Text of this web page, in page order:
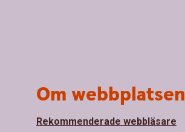
Om webbplatsen
Rekommenderade webbläsare